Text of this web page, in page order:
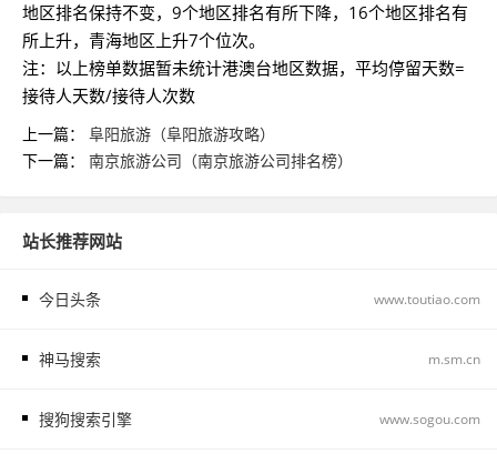
地区排名保持不变，9个地区排名有所下降，16个地区排名有
所上升，青海地区上升7个位次。
注：以上榜单数据暂未统计港澳台地区数据，平均停留天数=
接待人天数/接待人次数
上一篇： 阜阳旅游（阜阳旅游攻略）
下一篇： 南京旅游公司（南京旅游公司排名榜）
站长推荐网站
今日头条 www.toutiao.com
神马搜索 m.sm.cn
搜狗搜索引擎 www.sogou.com